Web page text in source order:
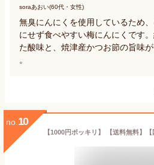
soraあおい(60代・女性)
無臭にんにくを使用しているため
にせず食べやすい梅にんにくです
た酸味と、焼津産かつお節の旨味
。
no. 10